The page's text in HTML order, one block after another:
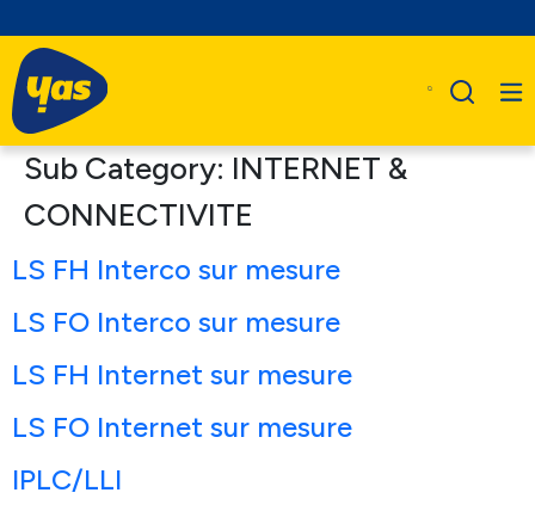
Sub Category: INTERNET &
CONNECTIVITE
LS FH Interco sur mesure
LS FO Interco sur mesure
LS FH Internet sur mesure
LS FO Internet sur mesure
IPLC/LLI